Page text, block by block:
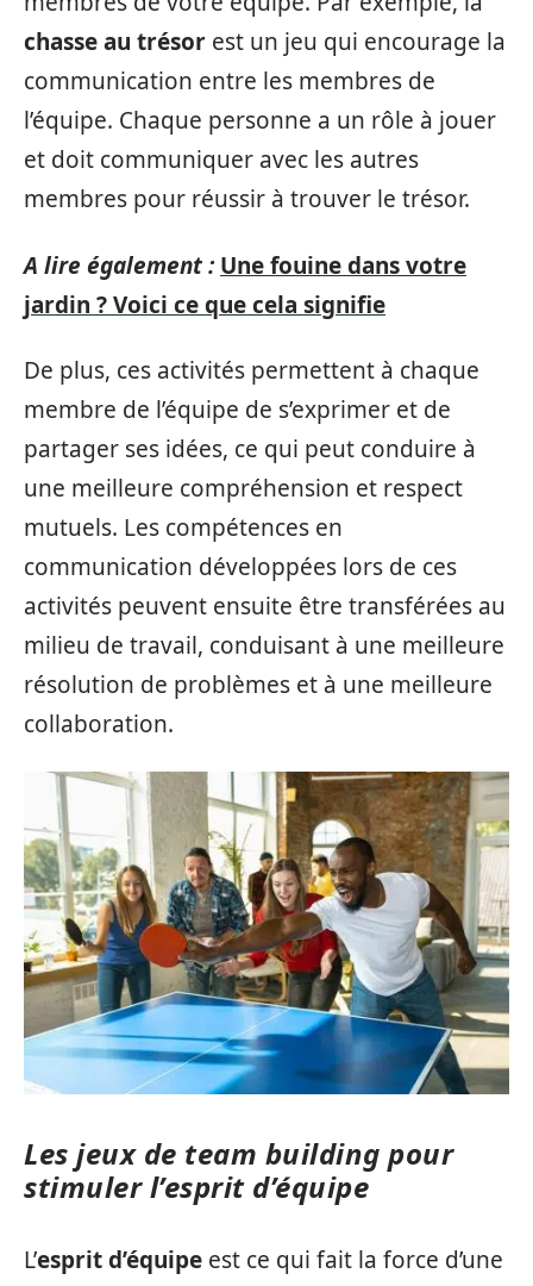
chasse au trésor est un jeu qui encourage la
communication entre les membres de
l’équipe. Chaque personne a un rôle à jouer
et doit communiquer avec les autres
membres pour réussir à trouver le trésor.
A lire également : Une fouine dans votre
jardin ? Voici ce que cela signifie
De plus, ces activités permettent à chaque
membre de l’équipe de s’exprimer et de
partager ses idées, ce qui peut conduire à
une meilleure compréhension et respect
mutuels. Les compétences en
communication développées lors de ces
activités peuvent ensuite être transférées au
milieu de travail, conduisant à une meilleure
résolution de problèmes et à une meilleure
collaboration.
Les jeux de team building pour
stimuler l’esprit d’équipe
L’esprit d’équipe est ce qui fait la force d’une